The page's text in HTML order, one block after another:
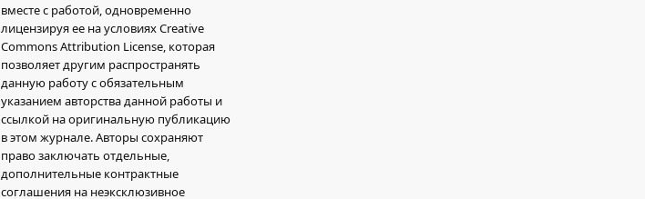
вместе с работой, одновременно
лицензируя ее на условиях Creative
Commons Attribution License, которая
позволяет другим распространять
данную работу с обязательным
указанием авторства данной работы и
ссылкой на оригинальную публикацию
в этом журнале. Авторы сохраняют
право заключать отдельные,
дополнительные контрактные
соглашения на неэксклюзивное